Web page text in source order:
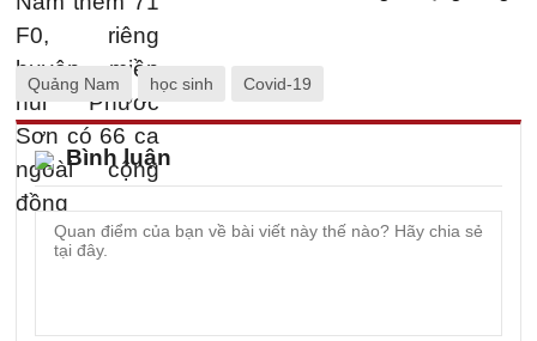
Quảng Nam học sinh Covid-19
Bình luận